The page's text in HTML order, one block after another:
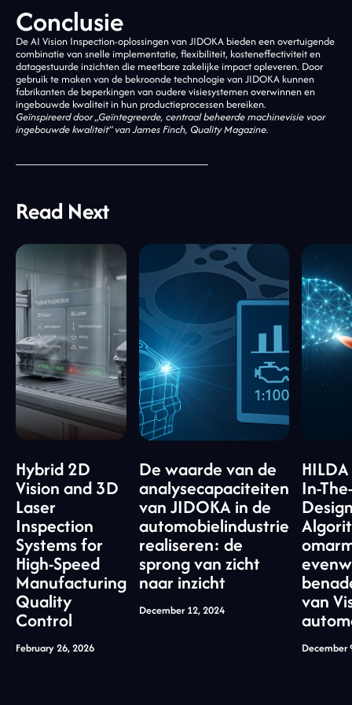
Conclusie
De AI Vision Inspection-oplossingen van JIDOKA bieden een overtuigende
combinatie van snelle implementatie, flexibiliteit, kosteneffectiviteit en
datagestuurde inzichten die meetbare zakelijke impact opleveren. Door
gebruik te maken van de bekroonde technologie van JIDOKA kunnen
fabrikanten de beperkingen van oudere visiesystemen overwinnen en
ingebouwde kwaliteit in hun productieprocessen bereiken.
Geïnspireerd door „Geïntegreerde, centraal beheerde machinevisie voor
ingebouwde kwaliteit” van James Finch, Quality Magazine.
Read Next
Hybrid 2D
Vision and 3D
Laser
Inspection
Systems for
High-Speed
Manufacturing
Quality
Control
February 26, 2026
De waarde van de
analysecapaciteiten
van JIDOKA in de
automobielindustrie
realiseren: de
sprong van zicht
naar inzicht
December 12, 2024
In-
van
December